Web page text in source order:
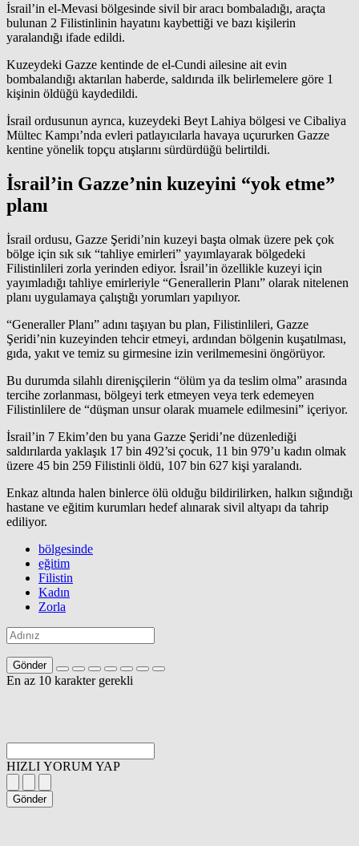
İsrail’in el-Mevasi bölgesinde sivil bir aracı bombaladığı, araçta
bulunan 2 Filistinlinin hayatını kaybettiği ve bazı kişilerin
yaralandığı ifade edildi.
Kuzeydeki Gazze kentinde de el-Cundi ailesine ait evin
bombalandığı aktarılan haberde, saldırıda ilk belirlemelere göre 1
kişinin öldüğü kaydedildi.
İsrail ordusunun ayrıca, kuzeydeki Beyt Lahiya bölgesi ve Cibaliya
Mültec Kampı’nda evleri patlayıcılarla havaya uçururken Gazze
kentine yönelik topçu atışlarını sürdürdüğü belirtildi.
İsrail’in Gazze’nin kuzeyini “yok etme”
planı
İsrail ordusu, Gazze Şeridi’nin kuzeyi başta olmak üzere pek çok
bölge için sık sık “tahliye emirleri” yayımlayarak bölgedeki
Filistinlileri zorla yerinden ediyor. İsrail’in özellikle kuzeyi için
yayımladığı tahliye emirleriyle “Generallerin Planı” olarak nitelenen
planı uygulamaya çalıştığı yorumları yapılıyor.
“Generaller Planı” adını taşıyan bu plan, Filistinlileri, Gazze
Şeridi’nin kuzeyinden tehcir etmeyi, ardından bölgenin kuşatılması,
gıda, yakıt ve temiz su girmesine izin verilmemesini öngörüyor.
Bu durumda silahlı direnişçilerin “ölüm ya da teslim olma” arasında
tercihe zorlanması, bölgeyi terk etmeyen veya terk edemeyen
Filistinlilere de “düşman unsur olarak muamele edilmesini” içeriyor.
İsrail’in 7 Ekim’den bu yana Gazze Şeridi’ne düzenlediği
saldırılarda yaklaşık 17 bin 492’si çocuk, 11 bin 979’u kadın olmak
üzere 45 bin 259 Filistinli öldü, 107 bin 627 kişi yaralandı.
Enkaz altında halen binlerce ölü olduğu bildirilirken, halkın sığındığı
hastane ve eğitim kurumları hedef alınarak sivil altyapı da tahrip
ediliyor.
bölgesinde
eğitim
Filistin
Kadın
Zorla
Gönder
En az 10 karakter gerekli
HIZLI YORUM YAP
Gönder